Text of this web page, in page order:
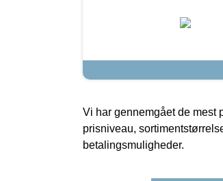
Vi har gennemgået de mest
prisniveau,
betalingsmuligheder.